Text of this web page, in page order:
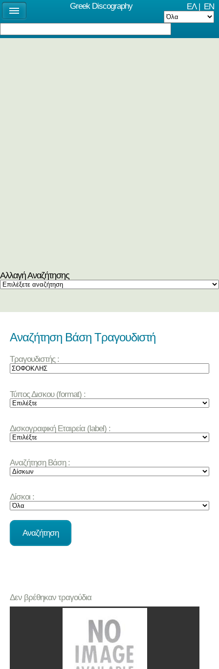
ΕΛ| EN
Αλλαγή Αναζήτησης
Αναζήτηση Βάση Τραγουδιστή
Τραγουδιστής :
Τύπος Δισκου (format) :
Δισκογραφική Εταιρεία (label) :
Αναζήτηση Βάση :
Δίσκοι :
Δεν βρέθηκαν τραγούδια
Greek Discography